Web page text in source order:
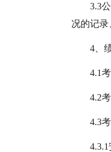
3.3
况的记录
4、
4.1
4.2
4.3